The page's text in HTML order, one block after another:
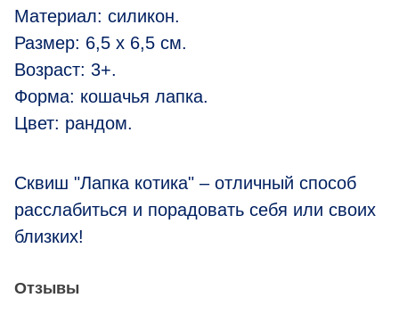
Материал: силикон.
Размер: 6,5 x 6,5 см.
Возраст: 3+.
Форма: кошачья лапка.
Цвет: рандом.
Сквиш "Лапка котика" – отличный способ
расслабиться и порадовать себя или своих
близких!
Отзывы